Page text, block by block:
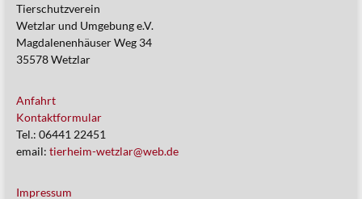
Tierschutzverein
Wetzlar und Umgebung e.V.
Magdalenenhäuser Weg 34
35578 Wetzlar
Anfahrt
Kontaktformular
Tel.: 06441 22451
email: tierheim-wetzlar@web.de
Impressum